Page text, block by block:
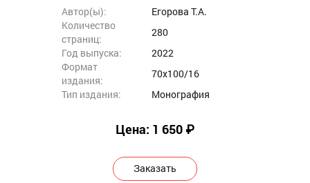
Автор(ы):
Егорова Т.А.
Количество
страниц:
280
Год выпуска:
2022
Формат
издания:
70х100/16
Тип издания:
Монография
Цена: 1 650 ₽
Заказать